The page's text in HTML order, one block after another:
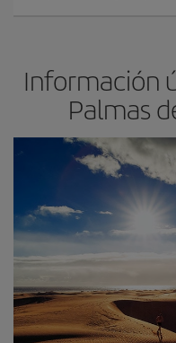
Información
Palmas